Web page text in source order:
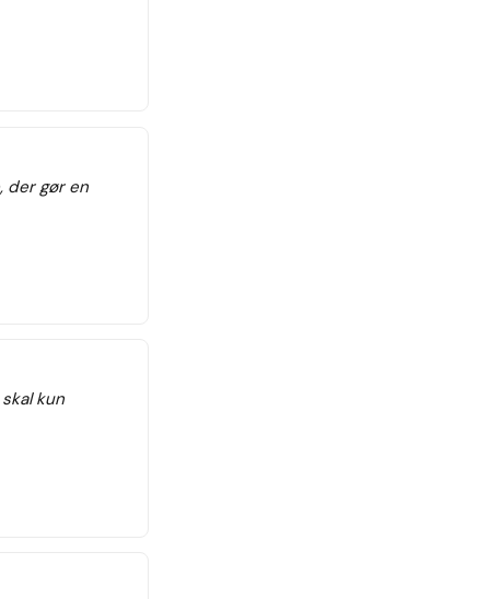
der gør en
kun